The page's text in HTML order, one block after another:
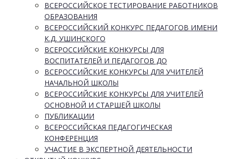
ВСЕРОССИЙСКОЕ ТЕСТИРОВАНИЕ РАБОТНИКОВ
ОБРАЗОВАНИЯ
ВСЕРОССИЙСКИЙ КОНКУРС ПЕДАГОГОВ ИМЕНИ
К.Д. УШИНСКОГО
ВСЕРОССИЙСКИЕ КОНКУРСЫ ДЛЯ
ВОСПИТАТЕЛЕЙ И ПЕДАГОГОВ ДО
ВСЕРОССИЙСКИЕ КОНКУРСЫ ДЛЯ УЧИТЕЛЕЙ
НАЧАЛЬНОЙ ШКОЛЫ
ВСЕРОССИЙСКИЕ КОНКУРСЫ ДЛЯ УЧИТЕЛЕЙ
ОСНОВНОЙ И СТАРШЕЙ ШКОЛЫ
ПУБЛИКАЦИИ
ВСЕРОССИЙСКАЯ ПЕДАГОГИЧЕСКАЯ
КОНФЕРЕНЦИЯ
УЧАСТИЕ В ЭКСПЕРТНОЙ ДЕЯТЕЛЬНОСТИ